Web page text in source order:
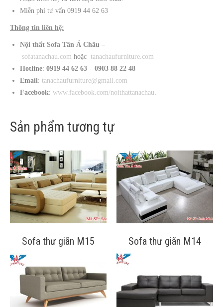
Miễn phí tư vấn 0919 44 62 63
Thông tin liên hệ:
Nội thất Sofa Tân Á Châu –
sofatanachau.com hoặc tanachaufurniture.com
Hotline: 0919 44 62 63 – 0903 88 22 48
Email: tanachaufurniture@gmail.com
Facebook: www.facebook.com/noithattanachau.
Sản phẩm tương tự
Sofa thư giãn M15 Sofa thư giãn M14